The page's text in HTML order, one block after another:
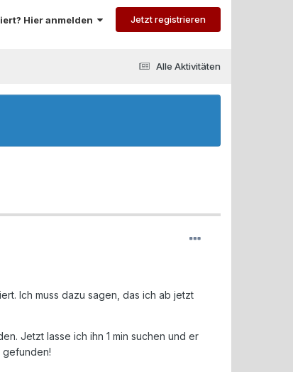
Hier anmelden Jetzt registrieren
Alle Aktivitäten
Ich muss dazu sagen, das ich ab jetzt
Jetzt lasse ich ihn 1 min suchen und er
gefunden!